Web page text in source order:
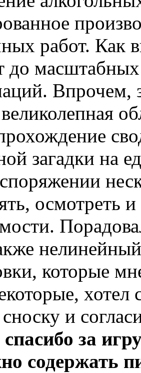
работ. Как
до
Впрочем,
загадки на
осмотреть
которые
и
за
содержать